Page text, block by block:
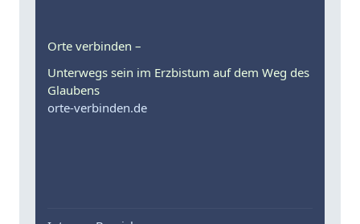
Orte verbinden –
Unterwegs sein im Erzbistum auf dem Weg des
Glaubens
orte-verbinden.de